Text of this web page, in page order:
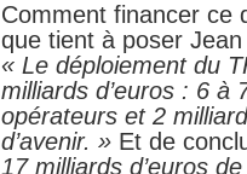
Comment financer ce
que tient à poser
« Le déploiement du
milliards d’euros : 6 à
opérateurs et 2
d’avenir. » Et de
17 milliards d’euros